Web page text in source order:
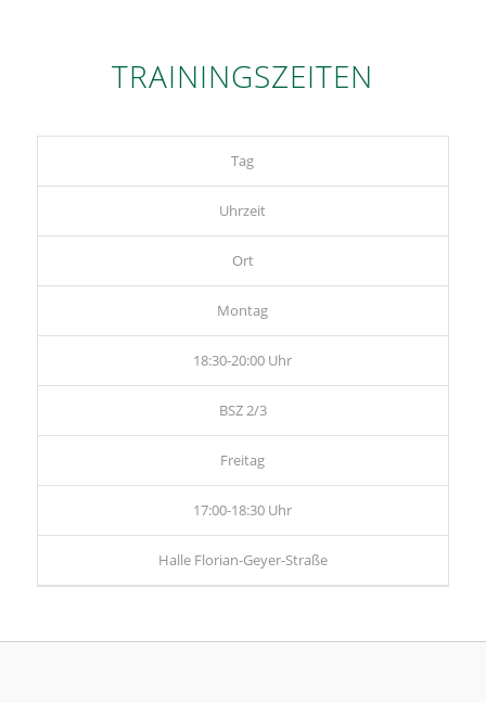
TRAININGSZEITEN
Tag
Uhrzeit
Ort
Montag
18:30-20:00 Uhr
BSZ 2/3
Freitag
17:00-18:30 Uhr
Halle Florian-Geyer-Straße